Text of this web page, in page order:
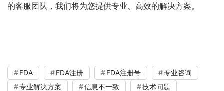
的客服团队，我们将为您提供专业、高效的解决方案。
FDA FDA注册 FDA注册号
专业咨询
专业解决方案
信息不一致
技术问题